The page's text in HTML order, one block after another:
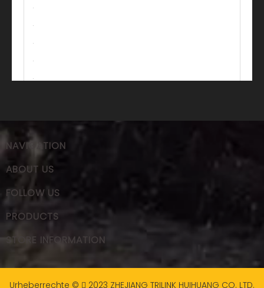
NAVIGATION
ABOUT US
FOLLOW US
PRODUCTS
STORE INFORMATION
Urheberrechte ©  2023 ZHEJIANG TRILINK HUIHUANG CO. LTD.